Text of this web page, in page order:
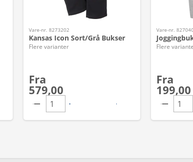
Vare-nr. 8273202
Kansas Icon Sort/Grå Bukser
Flere varianter
Fra
579,00
Vare-nr.
Flere
Fra
199,00